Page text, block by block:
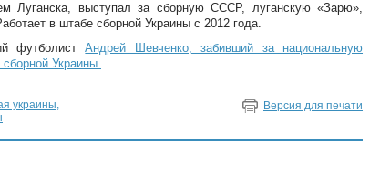
Луганска, выступал за сборную СССР, луганскую «Зарю»,
в штабе сборной Украины с 2012 года.
футболистАндрей Шевченко, забивший за национальную
Украины.
украины,
Версия для печати